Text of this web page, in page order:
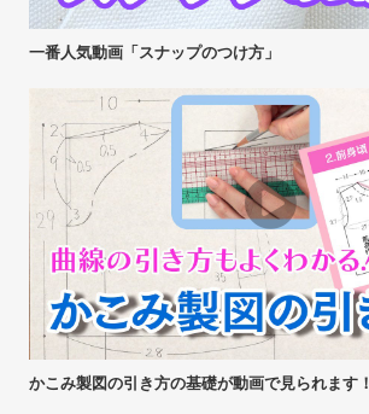
一番人気動画「スナップのつけ方」
かこみ製図の引き方の基礎が動画で見られます！